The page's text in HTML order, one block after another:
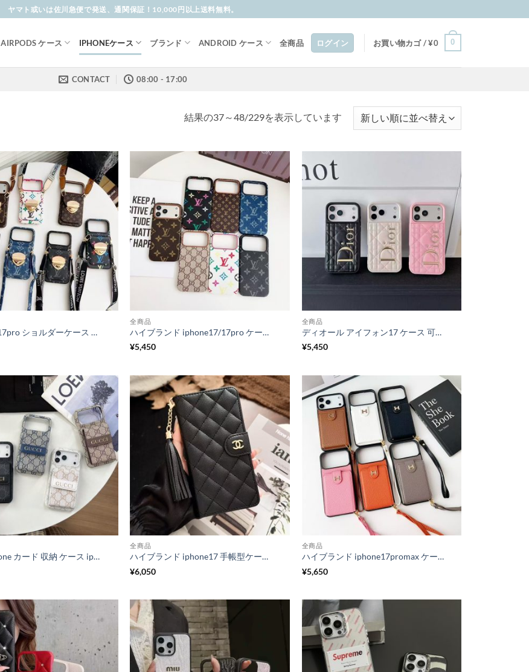
ヤマト或いは佐川急便で発送、通関保証！10,000円以上送料無料。
AIRPODS ケース IPHONEケース ブランド ANDROID ケース 全商品 ログイン お買い物カゴ /¥0 0
CONTACT 08:00 - 17:00
結果の37～48/229を表示しています新
iphone17/17pro ショルダーケース ルイヴィトン iphone17promaxケース カード収納 ブランド ショルダー スマホ ケース ヴィトン風 iphone16/16pro/15pro ケース お揃い おしゃれ
全商品
ハイブランド iphone17/17pro ケース ヴィトン iphone17promax ケース gucci風 iphone16pro/15pro ケース お揃い ブランド スマホ おしゃれ ケース
¥5,450
全商品
ディオール アイフォン17 ケース 可愛い dior風 iphone17promax/16/16pro ケース 人気 iphone ケース 女子 iphone15pro/14 ケース 韓国 流行り
¥5,450
グッチ iphone カード 収納 ケース iphone17/17pro ケース ハイ ブランド iphone16promax ケース 背面 収納 iphone ケース 財布 代わり iphone15/14 ケース iphone お 揃い ケース
全商品
ハイブランド iphone17 手帳型ケース シャネル iphone17pro/17promax/17e ケース 携帯 手帳 型 カバー iphone16/16pro ケース 手帳型 iphone15/14 ケース シャネル 風 手帳 型 iphone ケース 財布 代わり
¥6,050
全商品
ハイブランド iphone17promax ケース エルメス iphone air/17pro ケース カード収納 背面 iphone16/16pro ケース カード ケース 付き iphone15pro/14 ケース ブランドコピー 安全
¥5,650